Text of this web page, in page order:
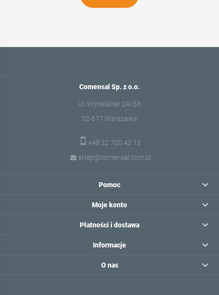
Comensal Sp. z o.o.
ul. Wynalazek 2A/53
02-677 Warszawa
+48 22 720 43 13
sklep@comensal.com.pl
Pomoc
Moje konto
Płatności i dostawa
Informacje
O nas